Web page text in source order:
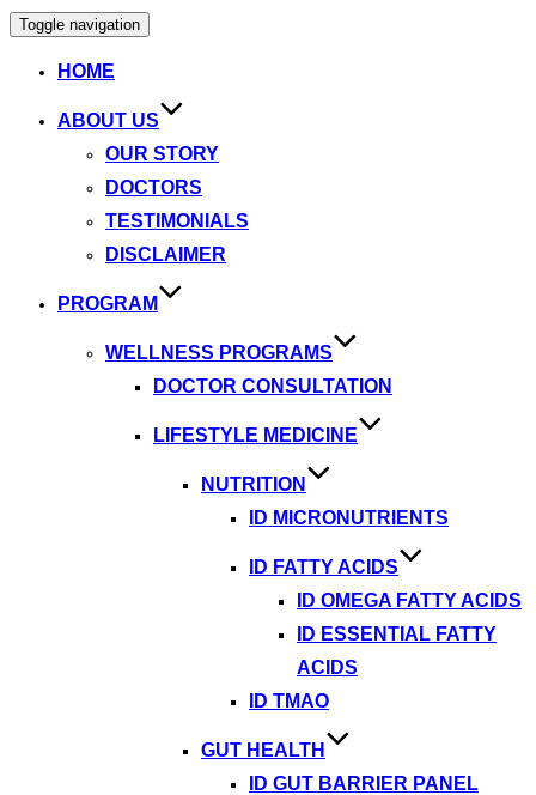
Toggle navigation
HOME
ABOUT US
OUR STORY
DOCTORS
TESTIMONIALS
DISCLAIMER
PROGRAM
WELLNESS PROGRAMS
DOCTOR CONSULTATION
LIFESTYLE MEDICINE
NUTRITION
ID MICRONUTRIENTS
ID FATTY ACIDS
ID OMEGA FATTY ACIDS
ID ESSENTIAL FATTY
ACIDS
ID TMAO
GUT HEALTH
ID GUT BARRIER PANEL